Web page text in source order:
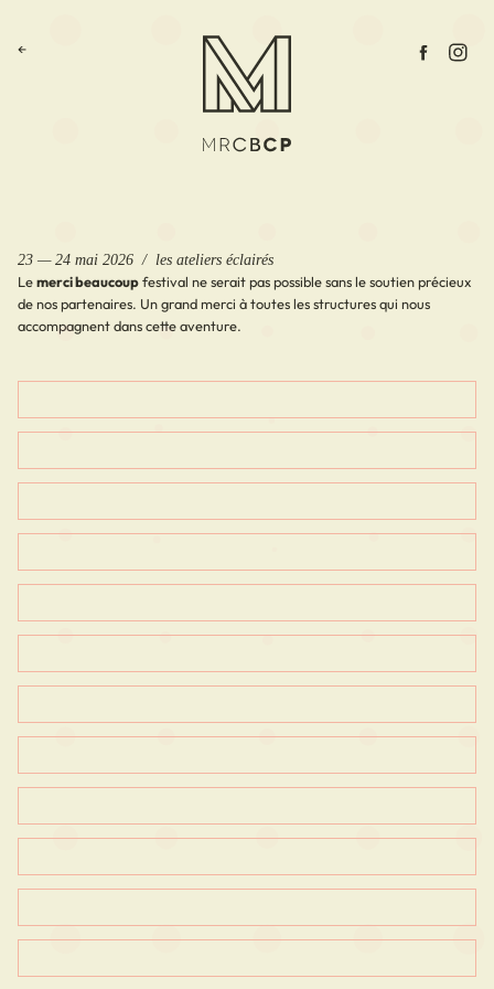
←
23 — 24 mai 2026 / les ateliers éclairés
Lemerci beaucoupfestival ne serait pas possible sans le soutien précieux
de nos partenaires. Un grand merci à toutes les structures qui nous
accompagnent dans cette aventure.